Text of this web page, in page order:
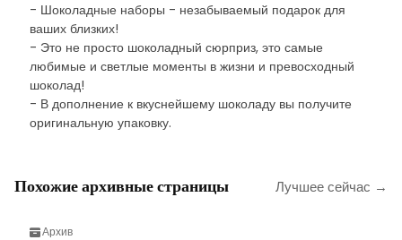
- Шоколадные наборы - незабываемый подарок для
ваших близких!
- Это не просто шоколадный сюрприз, это самые
любимые и светлые моменты в жизни и превосходный
шоколад!
- В дополнение к вкуснейшему шоколаду вы получите
оригинальную упаковку.
Похожие архивные страницы Лучшее сейчас →
Архив